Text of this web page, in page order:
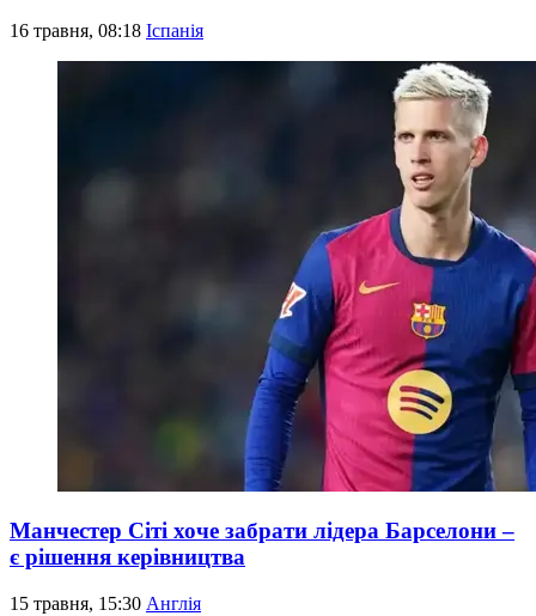
16 травня, 08:18 Іспанія
Манчестер Сіті хоче забрати лідера Барселони –
є рішення керівництва
15 травня, 15:30 Англія